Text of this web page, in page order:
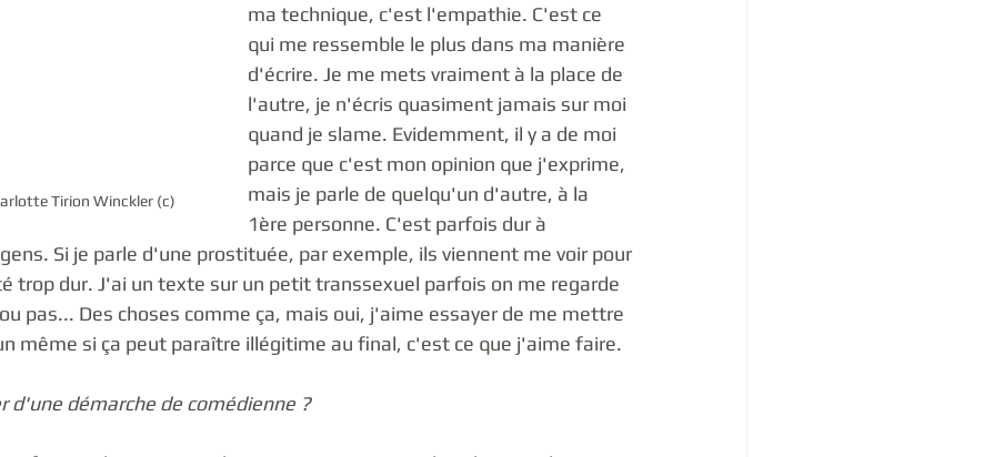
Tirion Winckler (c)
ma technique, c'est l'empathie. C'est ce
qui me ressemble le plus dans ma manière
d'écrire. Je me mets vraiment à la place de
l'autre, je n'écris quasiment jamais sur moi
quand je slame. Evidemment, il y a de moi
parce que c'est mon opinion que j'exprime,
mais je parle de quelqu'un d'autre, à la
1ère personne. C'est parfois dur à
Si je parle d'une prostituée, par exemple, ils viennent me voir pour
trop dur. J'ai un texte sur un petit transsexuel parfois on me regarde
pas... Des choses comme ça, mais oui, j'aime essayer de me mettre
même si ça peut paraître illégitime au final, c'est ce que j'aime faire.
d'une démarche de comédienne ?